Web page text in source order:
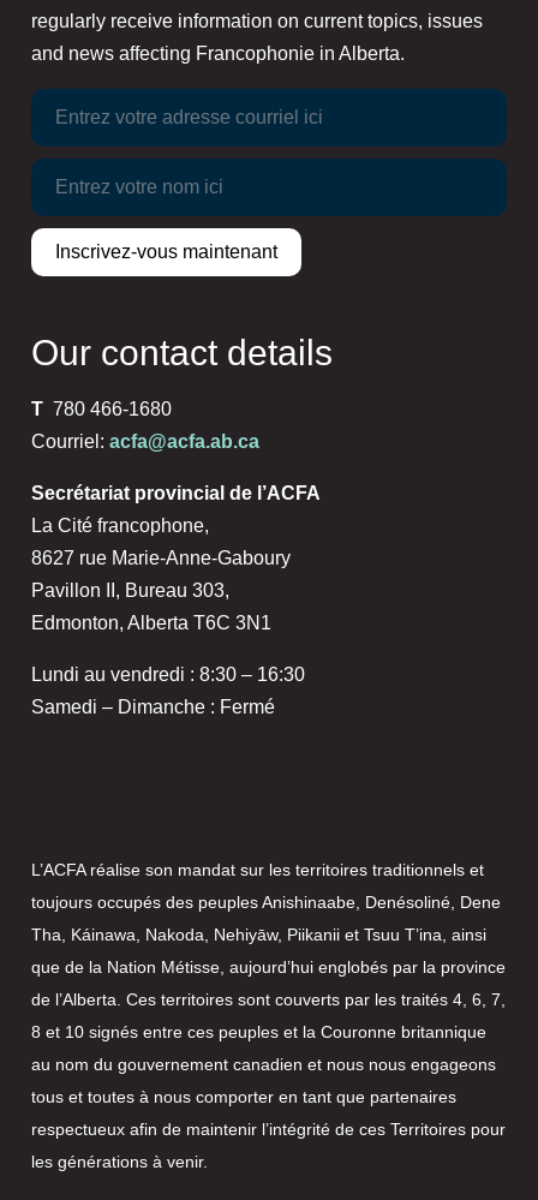
regularly receive information on current topics, issues
and news affecting Francophonie in Alberta.
Our contact details
T 780 466-1680
Courriel: acfa@acfa.ab.ca
Secrétariat provincial de l’ACFA
La Cité francophone,
8627 rue Marie-Anne-Gaboury
Pavillon II, Bureau 303,
Edmonton, Alberta T6C 3N1
Lundi au vendredi : 8:30 – 16:30
Samedi – Dimanche : Fermé
L’ACFA réalise son mandat sur les territoires traditionnels et
toujours occupés des peuples Anishinaabe, Denésoliné, Dene
Tha, Káinawa, Nakoda, Nehiyāw, Piikanii et Tsuu T’ina, ainsi
que de la Nation Métisse, aujourd’hui englobés par la province
de l’Alberta. Ces territoires sont couverts par les traités 4, 6, 7,
8 et 10 signés entre ces peuples et la Couronne britannique
au nom du gouvernement canadien et nous nous engageons
tous et toutes à nous comporter en tant que partenaires
respectueux afin de maintenir l’intégrité de ces Territoires pour
les générations à venir.